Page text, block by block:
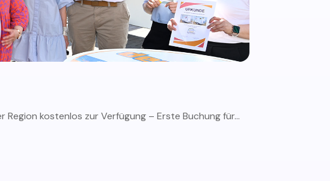
kostenlos zur Verfügung – Erste Buchung für...